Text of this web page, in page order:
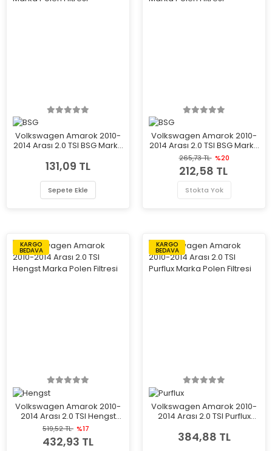
Volkswagen Amarok 2010-
2014 Arası 2.0 TSI BSG Marka
131,09 TL
Sepete Ekle
Volkswagen Amarok 2010-
2014 Arası 2.0 TSI BSG Marka
Polen Filtresi
265,73 TL %20
212,58 TL
Stokta Yok
KARGO
BEDAVA
Volkswagen Amarok 2010-
2014 Arası 2.0 TSI Hengst
Marka Polen Filtresi
519,52 TL %17
432,93 TL
KARGO
BEDAVA
Volkswagen Amarok 2010-
2014 Arası 2.0 TSI Purflux
384,88 TL